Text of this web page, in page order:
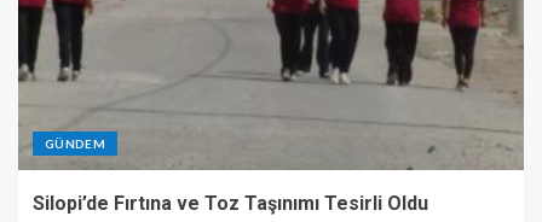
GÜNDEM
Silopi’de Fırtına ve Toz Taşınımı Tesirli Oldu